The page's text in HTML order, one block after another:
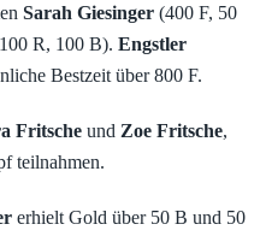
Sarah Giesinger (400 F, 50
R, 100 B). Engstler
Bestzeit über 800 F.
Fritsche und Zoe Fritsche,
teilnahmen.
erhielt Gold über 50 B und 50